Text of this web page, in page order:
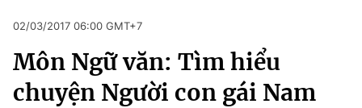
Chuyên mục
Chính trị
Pháp luật
Kinh tế
Thể thao
Truyền hình
02/03/2017 06:00 GMT+7
Môn Ngữ văn: Tìm hiểu
chuyện Người con gái Nam